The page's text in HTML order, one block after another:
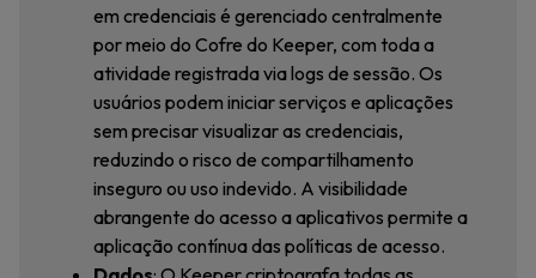
em credenciais é gerenciado centralmente
por meio do Cofre do Keeper, com toda a
atividade registrada via logs de sessão. Os
usuários podem iniciar serviços e aplicações
sem precisar visualizar as credenciais,
reduzindo o risco de compartilhamento
inseguro ou uso indevido. A visibilidade
abrangente do acesso a aplicativos permite a
aplicação contínua das políticas de acesso.